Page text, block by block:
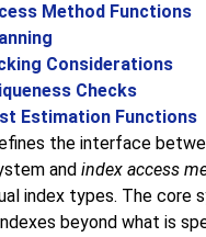
Method Functions
Considerations
Checks
Estimation Functions
the interface
and index access
index types. The core
beyond what is